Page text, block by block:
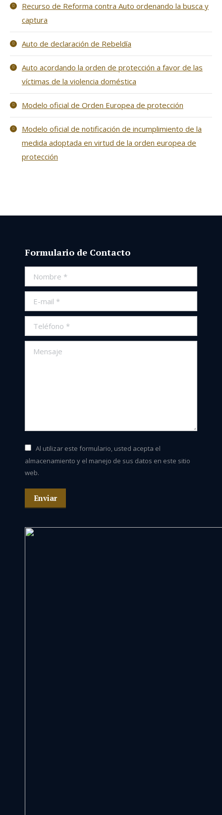
Recurso de Reforma contra Auto ordenando la busca y
captura
Auto de declaración de Rebeldía
Auto acordando la orden de protección a favor de las
víctimas de la violencia doméstica
Modelo oficial de Orden Europea de protección
Modelo oficial de notificación de incumplimiento de la
medida adoptada en virtud de la orden europea de
protección
Formulario de Contacto
Nombre *
E-mail *
Teléfono *
Mensaje
Al utilizar este formulario, usted acepta el
almacenamiento y el manejo de sus datos en este sitio
web.
Enviar